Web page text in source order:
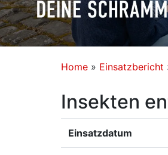
Home » Einsatzbericht
Insekten
Einsatzdatum